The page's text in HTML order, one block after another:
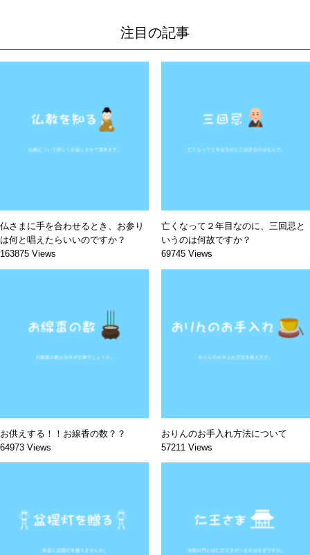
注目の記事
仏さまに手を合わせるとき、お参り
は何と唱えたらいいのですか？
163875 Views
亡くなって２年目なのに、三回忌と
いうのは何故ですか？
69745 Views
お供えする！！お線香の数？？
64973 Views
おりんのお手入れ方法について
57211 Views